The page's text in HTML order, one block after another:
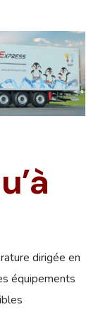
dirigée en
équipements